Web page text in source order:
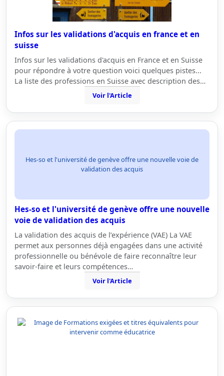
Infos sur les validations d'acquis en france et en
suisse
Infos sur les validations d'acquis en France et en Suisse
pour répondre à votre question voici quelques pistes...
La liste des professions en Suisse avec description des…
Voir l'Article
Hes-so et l'université de genève offre une nouvelle voie de
validation des acquis
Hes-so et l'université de genève offre une nouvelle
voie de validation des acquis
La validation des acquis de l’expérience (VAE) La VAE
permet aux personnes déjà engagées dans une activité
professionnelle ou bénévole de faire reconnaître leur
savoir-faire et leurs compétences…
Voir l'Article